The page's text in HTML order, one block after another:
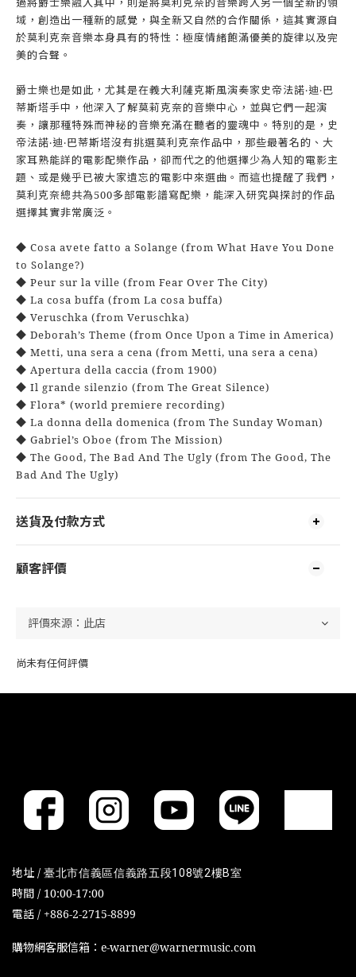
域，創造出一種新的感覺，與全新又自然的合作關係，這其實源自
於莫利克奈音樂本身具有的特性：極度情緒飽滿優美的旋律以及完
美的合聲。
爵士樂也是如此，尤其是在義大利薩克斯風演奏家史帝法諾‧迪‧巴
蒂斯塔手中，他深入了解莫莉克奈的音樂中心，並與它們一起演
奏，讓那種特殊而神秘的音樂充滿在聽者的靈魂中。特別的是，史
帝法諾‧迪‧巴蒂斯塔沒有挑選莫利克奈作品中，那些最著名的、大
家耳熟能詳的電影配樂作品，卻而代之的他選擇少為人知的電影主
題、或是幾乎已被大家遺忘的電影中來選曲。而這也提醒了我們，
莫利克奈總共為500多部電影譜寫配樂，能深入研究與探討的作品
選擇其實非常廣泛。
◆ Cosa avete fatto a Solange (from What Have You Done
to Solange?)
◆ Peur sur la ville (from Fear Over The City)
◆ La cosa buffa (from La cosa buffa)
◆ Veruschka (from Veruschka)
◆ Deborah’s Theme (from Once Upon a Time in America)
◆ Metti, una sera a cena (from Metti, una sera a cena)
◆ Apertura della caccia (from 1900)
◆ Il grande silenzio (from The Great Silence)
◆ Flora* (world premiere recording)
◆ La donna della domenica (from The Sunday Woman)
◆ Gabriel’s Oboe (from The Mission)
◆ The Good, The Bad And The Ugly (from The Good, The
Bad And The Ugly)
送貨及付款方式
顧客評價
尚未有任何評價
地址 / 臺北市信義區信義路五段108號2樓B室
時間 / 10:00-17:00
電話 / +886-2-2715-8899
購物網客服信箱：e-warner@warnermusic.com